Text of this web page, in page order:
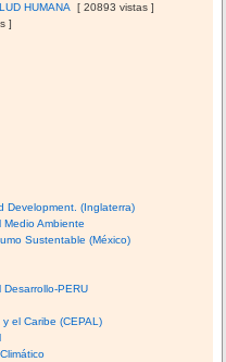
HUMANA
[ 20893 vistas ]
]
Development. (Inglaterra)
Ambiente
Sustentable (México)
PERU
el Caribe (CEPAL)